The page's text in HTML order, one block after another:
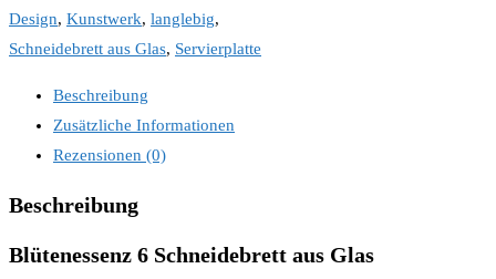
Design, Kunstwerk, langlebig,
Schneidebrett aus Glas, Servierplatte
Beschreibung
Zusätzliche Informationen
Rezensionen (0)
Beschreibung
Blütenessenz 6 Schneidebrett aus Glas